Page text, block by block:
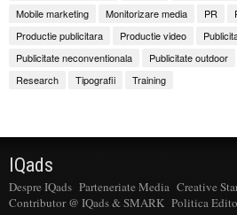
Mobile marketing
Monitorizare media PR
Productie publicitara
Productie video
Publicitate neconventionala
Publicitate outdoor
Research
Tipografii Training
IQads
Despre IQads Parteneriate Media Creative
Contributor @ IQads & SMARK Politica